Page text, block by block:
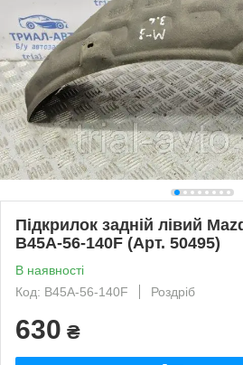
Підкрилок задній лівий
B45A-56-140F (Арт. 50495)
В наявності
Код: B45A-56-140F
Роздріб
630 ₴